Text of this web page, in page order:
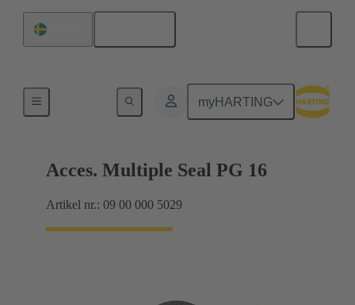
myHARTING
Kabelförskruvningar
Acces. Multiple Seal PG 16
Artikel nr.: 09 00 000 5029